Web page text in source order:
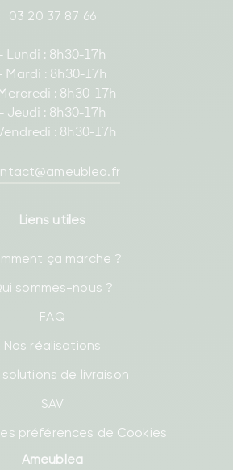
03 20 37 87 66
- Lundi : 8h30-17h
Mardi : 8h30-17h
: 8h30-17h
- Jeudi : 8h30-17h
: 8h30-17h
Liens utiles
ça marche ?
sommes-nous ?
FAQ
Nos réalisations
solutions de livraison
SAV
préférences de Cookies
Ameublea